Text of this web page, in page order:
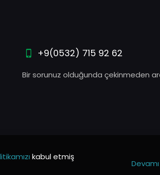
+9(0532) 715 92 62
Bir sorunuz olduğunda çekinmeden
kabul etmiş
Devamı